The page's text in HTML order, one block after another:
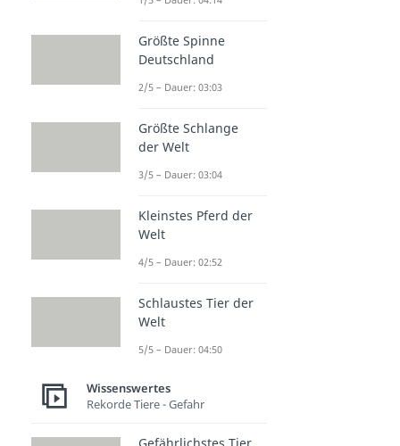
Größte Spinne
Deutschland
2/5 – Dauer: 03:03
Größte Schlange
der Welt
3/5 – Dauer: 03:04
Kleinstes Pferd der
Welt
4/5 – Dauer: 02:52
Schlaustes Tier der
Welt
5/5 – Dauer: 04:50
Wissenswertes
Rekorde Tiere - Gefahr
Gefährlichstes Tier